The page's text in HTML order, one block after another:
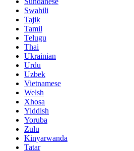
Swahili
Tajik
Tamil
Telugu
Thai
Ukrainian
Urdu
Uzbek
Vietnamese
Welsh
Xhosa
Yiddish
Yoruba
Zulu
Kinyarwanda
Tatar